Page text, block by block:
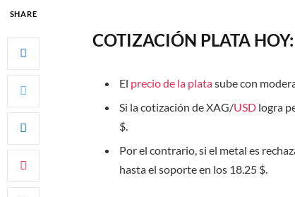
SHARE
COTIZACIÓN PLATA HOY:
El precio de la platasube con
Si la cotización de XAG/USD logra
$.
Por el contrario, si el metal es
hasta el soporte en los 18.25 $.